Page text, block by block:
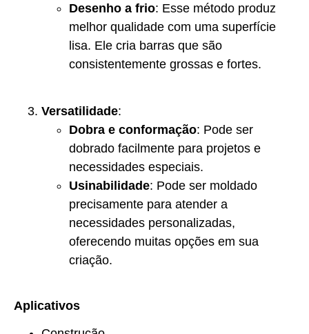
Desenho a frio: Esse método produz
melhor qualidade com uma superfície
lisa. Ele cria barras que são
consistentemente grossas e fortes.
Versatilidade:
Dobra e conformação: Pode ser
dobrado facilmente para projetos e
necessidades especiais.
Usinabilidade: Pode ser moldado
precisamente para atender a
necessidades personalizadas,
oferecendo muitas opções em sua
criação.
Aplicativos